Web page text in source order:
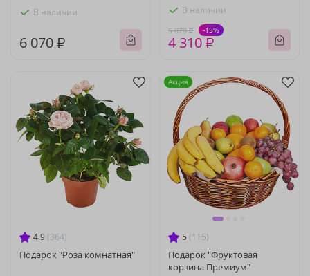
В наличии
6 070 ₽
В наличии
5 070 ₽ -15%
4 310 ₽
4.9 (364)
Подарок "Роза комнатная"
5 (115)
Подарок "Фруктовая
корзина Премиум"
Акция